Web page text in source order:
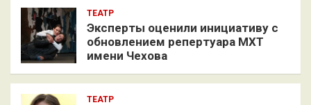
ТЕАТР
Эксперты оценили инициативу с
обновлением репертуара МХТ
имени Чехова
ТЕАТР